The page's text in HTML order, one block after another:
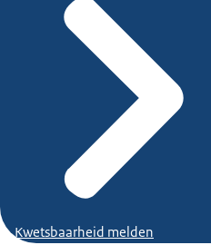
Kwetsbaarheid melden